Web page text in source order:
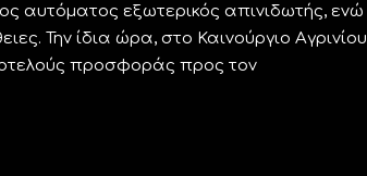
αυτόματος εξωτερικός απινιδωτής, ενώ
Την ίδια ώρα, στο Καινούργιο Αγρινίου
προσφοράς προς τον